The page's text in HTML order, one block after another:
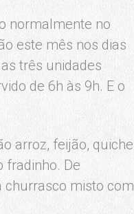
normalmente no
este mês nos dias
três unidades
de 6h às 9h. E o
arroz, feijão, quiche
fradinho. De
churrasco misto com